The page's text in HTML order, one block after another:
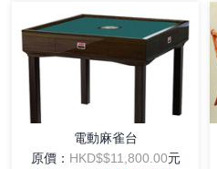
電動麻雀台
原價： HKD$$11,800.00元